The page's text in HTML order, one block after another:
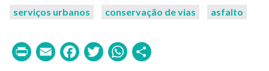
serviços urbanos conservação de vias asfalto
PrintEmailFacebook
TwitterWhatsApp